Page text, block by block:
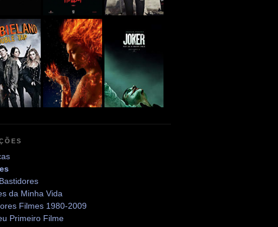
da Minha Vida
Filmes 1980-2009
Primeiro Filme